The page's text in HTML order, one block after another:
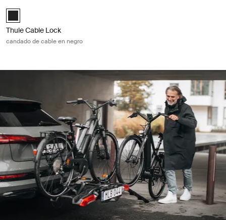
Thule Cable Lock Negro (selected)
Thule Cable Lock
candado de cable en negro